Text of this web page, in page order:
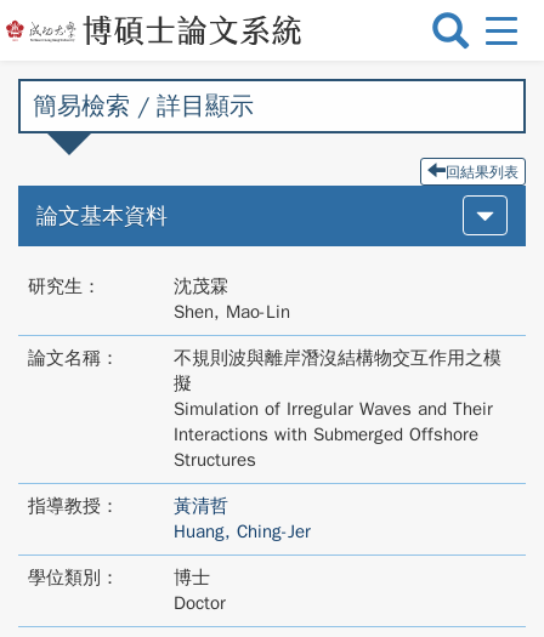
選
切
簡易檢索 / 詳目顯示
回結果列表
論文基本資料
研究生：
沈茂霖
Shen, Mao-Lin
論文名稱：
不規則波與離岸潛沒結構物交互作用之模
擬
Simulation of Irregular Waves and Their
Interactions with Submerged Offshore
Structures
指導教授：
黃清哲
Huang, Ching-Jer
學位類別：
博士
Doctor